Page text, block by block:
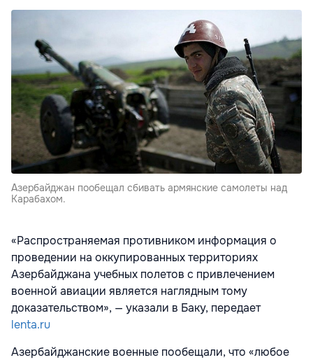
Азербайджан пообещал сбивать армянские самолеты над
Карабахом.
«Распространяемая противником информация о
проведении на оккупированных территориях
Азербайджана учебных полетов с привлечением
военной авиации является наглядным тому
доказательством», — указали в Баку, передает
lenta.ru
Азербайджанские военные пообещали, что «любое